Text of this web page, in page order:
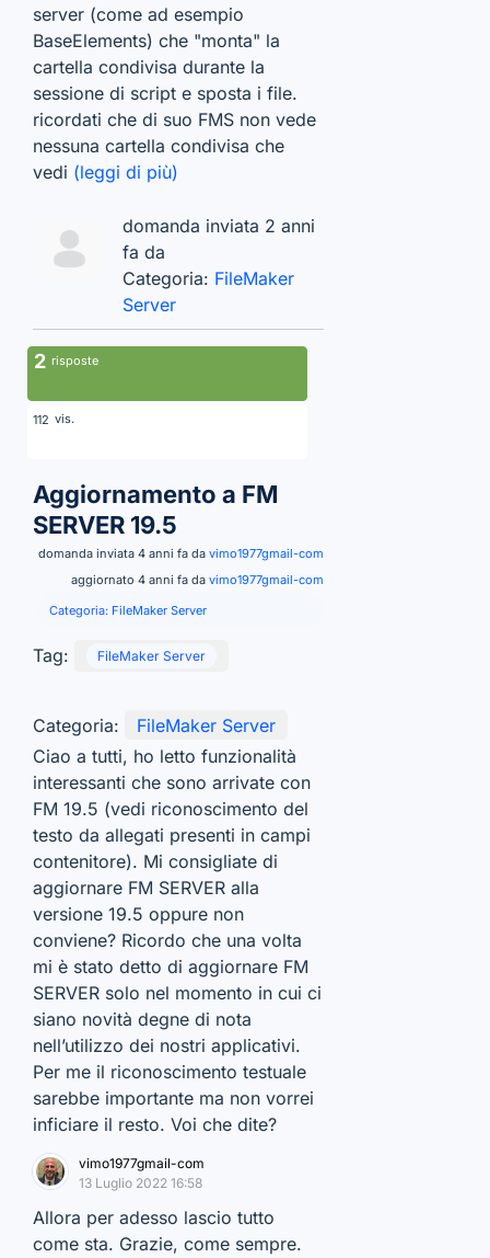
server (come ad esempio
BaseElements) che "monta" la
cartella condivisa durante la
sessione di script e sposta i file.
ricordati che di suo FMS non vede
nessuna cartella condivisa che
vedi (leggi di più)
domanda inviata 2 anni
fa da
Categoria: FileMaker
Server
2 risposte
112 vis.
Aggiornamento a FM
SERVER 19.5
domanda inviata 4 anni fa da vimo1977gmail-com
aggiornato 4 anni fa da vimo1977gmail-com
Categoria: FileMaker Server
Tag: FileMaker Server
Categoria:
FileMaker Server
Ciao a tutti, ho letto funzionalità
interessanti che sono arrivate con
FM 19.5 (vedi riconoscimento del
testo da allegati presenti in campi
contenitore). Mi consigliate di
aggiornare FM SERVER alla
versione 19.5 oppure non
conviene? Ricordo che una volta
mi è stato detto di aggiornare FM
SERVER solo nel momento in cui ci
siano novità degne di nota
nell’utilizzo dei nostri applicativi.
Per me il riconoscimento testuale
sarebbe importante ma non vorrei
inficiare il resto. Voi che dite?
vimo1977gmail-com
13 Luglio 2022 16:58
Allora per adesso lascio tutto
come sta. Grazie, come sempre.